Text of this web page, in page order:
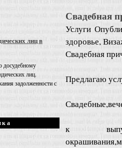
лиц в
досудебному
лиц.
задолженности с
Свадебная
Услуги
здоровье,
Свадебная
Предлагаю
к